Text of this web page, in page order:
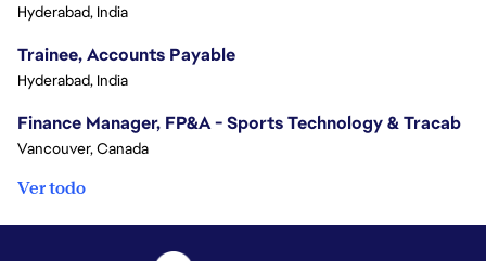
Hyderabad, India
Trainee, Accounts Payable
Hyderabad, India
Finance Manager, FP&A - Sports Technology & Tracab
Vancouver, Canada
Ver todo